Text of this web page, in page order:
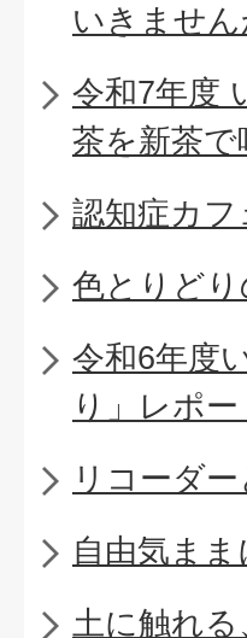
いきません
令和7年度
茶を新茶
認知症カフ
色とりど
令和6年度
り」レポー
リコーダ
自由気ま
土に触れ